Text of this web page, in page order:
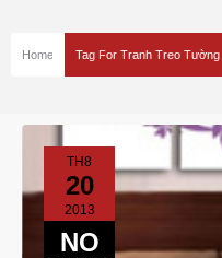
Home Tag For Tranh Treo Tường
TH8
20
2013
NO